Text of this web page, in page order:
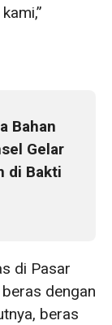
Bahan
Gelar
di Bakti
di Pasar
dengan
beras